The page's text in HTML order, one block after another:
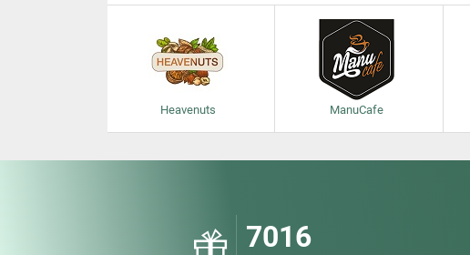
Heavenuts ManuCafe
7016